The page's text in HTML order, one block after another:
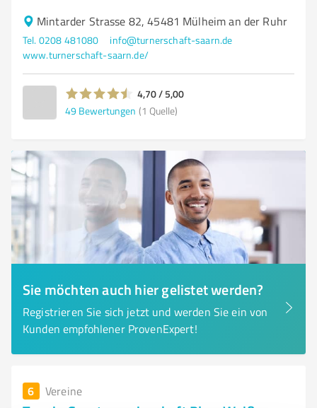
Mintarder Strasse 82, 45481 Mülheim an der Ruhr
Tel. 0208 481080
info@turnerschaft-saarn.de
www.turnerschaft-saarn.de/
4,70 / 5,00
49 Bewertungen (1 Quelle)
Sie möchten auch hier gelistet werden?
Registrieren Sie sich jetzt und werden Sie ein von
Kunden empfohlener ProvenExpert!
6 Vereine